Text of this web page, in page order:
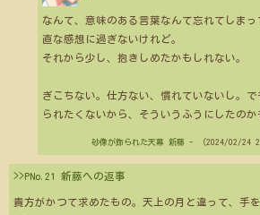
なんて、意味のある言葉なんて忘れてしまっ
直な感想に過ぎないけれど。
それから少し、抱きしめたかもしれない。
ぎこちない。仕方ない、慣れていないし。で
られたくないから、そういうふうにしたのか
砂像が飾られた天幕 新藤 - （2024/02/24
>>PNo.21 新藤への返事
貴方がかつて求めたもの。天上の月と違って、手